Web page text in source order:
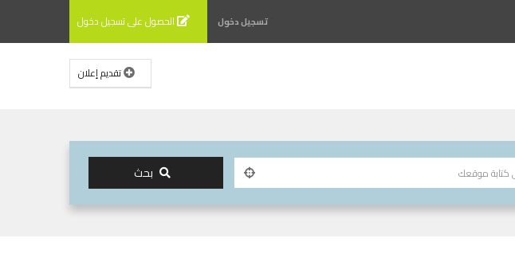
تسجيل دخول الحصول على تسجيل دخول
تقديم إعلان
بحث